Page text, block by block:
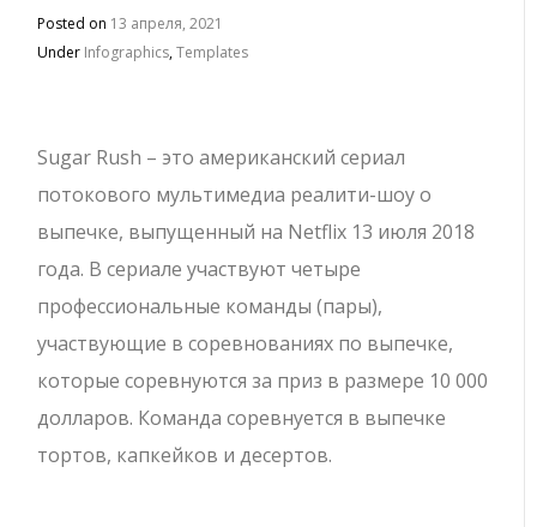
Posted on 13 апреля, 2021
Under Infographics,Templates
Sugar Rush – это американский сериал
потокового мультимедиа реалити-шоу о
выпечке, выпущенный на Netflix 13 июля 2018
года. В сериале участвуют четыре
профессиональные команды (пары),
участвующие в соревнованиях по выпечке,
которые соревнуются за приз в размере 10 000
долларов. Команда соревнуется в выпечке
тортов, капкейков и десертов.